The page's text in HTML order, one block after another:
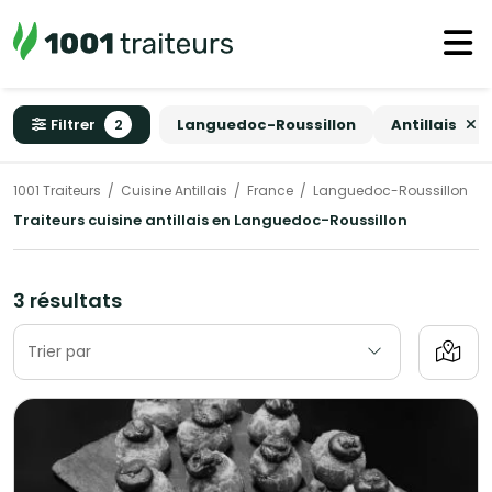
Filtrer 2 Languedoc-Roussillon Antillais
1001 Traiteurs Cuisine Antillais France Languedoc-Roussillon
Traiteurs cuisine antillais en Languedoc-Roussillon
3 résultats
Trier par